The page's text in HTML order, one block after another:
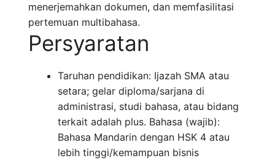
menerjemahkan dokumen, dan memfasilitasi
pertemuan multibahasa.
Persyaratan
Taruhan pendidikan: Ijazah SMA atau
setara; gelar diploma/sarjana di
administrasi, studi bahasa, atau bidang
terkait adalah plus. Bahasa (wajib):
Bahasa Mandarin dengan HSK 4 atau
lebih tinggi/kemampuan bisnis